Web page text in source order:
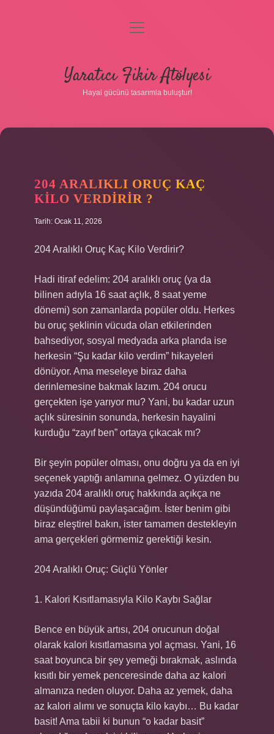
Gizlilik Politikası
Hakkımızda
menüyü
Yaratıcı Fikir Atölyesi
Hayal gücünü tasarımla buluştur!
204 ARALIKLI ORUÇ KAÇ
KILO VERDIRIR ?
Tarih: Ocak 11, 2026
204 Aralıklı Oruç Kaç Kilo Verdirir?
Hadi itiraf edelim: 204 aralıklı oruç (ya da
bilinen adıyla 16 saat açlık, 8 saat yeme
dönemi) son zamanlarda popüler oldu. Herkes
bu oruç şeklinin vücuda olan etkilerinden
bahsediyor, sosyal medyada arka planda ise
herkesin “Şu kadar kilo verdim” hikayeleri
dönüyor. Ama meseleye biraz daha
derinlemesine bakmak lazım. 204 orucu
gerçekten işe yarıyor mu? Yani, bu kadar uzun
açlık süresinin sonunda, herkesin hayalini
kurduğu “zayıf ben” ortaya çıkacak mı?
Bir şeyin popüler olması, onu doğru ya da en iyi
seçenek yaptığı anlamına gelmez. O yüzden bu
yazıda 204 aralıklı oruç hakkında açıkça ne
düşündüğümü paylaşacağım. İster benim gibi
biraz eleştirel bakın, ister tamamen destekleyin
ama gerçekleri görmemiz gerektiği kesin.
204 Aralıklı Oruç: Güçlü Yönler
1. Kalori Kısıtlamasıyla Kilo Kaybı Sağlar
Bence en büyük artısı, 204 orucunun doğal
olarak kalori kısıtlamasına yol açması. Yani, 16
saat boyunca bir şey yemeği bırakmak, aslında
kısıtlı bir yemek penceresinde daha az kalori
almanıza neden oluyor. Daha az yemek, daha
az kalori alımı ve sonuçta kilo kaybı… Bu kadar
basit! Ama tabii ki bunun “o kadar basit”